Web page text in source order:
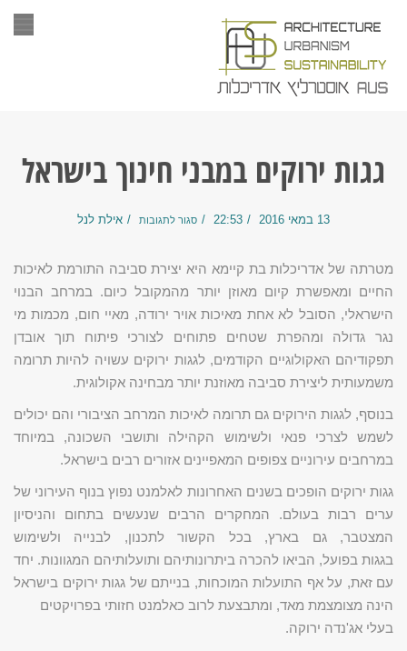
גגות ירוקים במבני חינוך בישראל
13 במאי 2016 22:53 סגור לתגובות אילת לנל
מטרתה של אדריכלות בת קיימא היא יצירת סביבה התורמת לאיכות
החיים ומאפשרת קיום מאוזן יותר מהמקובל כיום. במרחב הבנוי
הישראלי, הסובל לא אחת מאיכות אויר ירודה, מאיי חום, מכמות מי
נגר גדולה ומהפרת שטחים פתוחים לצורכי פיתוח תוך אובדן
תפקודיהם האקולוגיים הקודמים, לגגות ירוקים עשויה להיות תרומה
משמעותית ליצירת סביבה מאוזנת יותר מבחינה אקולוגית.
בנוסף, לגגות הירוקים גם תרומה לאיכות המרחב הציבורי והם יכולים
לשמש לצרכי פנאי ולשימוש הקהילה ותושבי השכונה, במיוחד
במרחבים עירוניים צפופים המאפיינים אזורים רבים בישראל.
גגות ירוקים הופכים בשנים האחרונות לאלמנט נפוץ בנוף העירוני של
ערים רבות בעולם. המחקרים הרבים שנעשים בתחום והניסיון
המצטבר, גם בארץ, בכל הקשור לתכנון, לבנייה ולשימוש
בגגות בפועל, הביאו להכרה ביתרונותיהם ותועלותיהם המגוונות. יחד
עם זאת, על אף התועלות המוכחות, בנייתם של גגות ירוקים בישראל
הינה מצומצמת מאד, ומתבצעת לרוב כאלמנט חזותי בפרויקטים
בעלי אג'נדה ירוקה.